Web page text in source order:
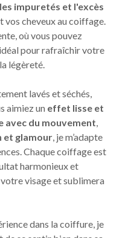
impuretés et l'excès
vos cheveux au coiffage.
où vous pouvez
pour rafraîchir votre
légèreté.
lavés et séchés,
aimiez un effet lisse et
avec du mouvement,
et glamour, je m’adapte
Chaque coiffage est
harmonieux et
visage et sublimera
dans la coiffure, je